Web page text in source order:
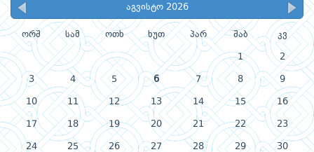
აგვისტო 2026
ორშ სამ ოთხ ხუთ პარ შაბ კვ
1 2
3 4 5 6 7 8 9
10 11 12 13 14 15 16
17 18 19 20 21 22 23
24 25 26 27 28 29 30